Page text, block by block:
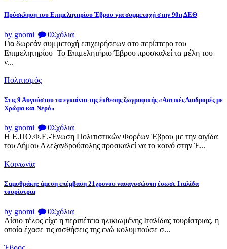
Πρόσκληση του Επιμελητηρίου Έβρου για συμμετοχή στην 90η ΔΕΘ
by gnomi 0Σχόλια
Για δωρεάν συμμετοχή επιχειρήσεων στο περίπτερο του
Επιμελητηρίου Το Επιμελητήριο Έβρου προσκαλεί τα μέλη του
ν...
Πολιτισμός
Στις 9 Αυγούστου τα εγκαίνια της έκθεσης ζωγραφικής «Αστικές Διαδρομές με
Χρώμα και Νερό»
by gnomi 0Σχόλια
Η Ε.ΠΟ.Φ.Ε.-Ένωση Πολιτιστικών Φορέων Έβρου με την αιγίδα
του Δήμου Αλεξανδρούπολης προσκαλεί να το κοινό στην Έ...
Κοινωνία
Σαμοθράκη: άμεση επέμβαση 21χρονου ναυαγοσώστη έσωσε Ιταλίδα
τουρίστρια
by gnomi 0Σχόλια
Αίσιο τέλος είχε η περιπέτεια ηλικιωμένης Ιταλίδας τουρίστριας, η
οποία έχασε τις αισθήσεις της ενώ κολυμπούσε σ...